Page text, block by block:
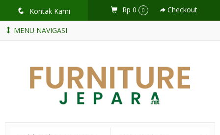
q Kontak Kami Rp 0 0 Checkout
MENU NAVIGASI